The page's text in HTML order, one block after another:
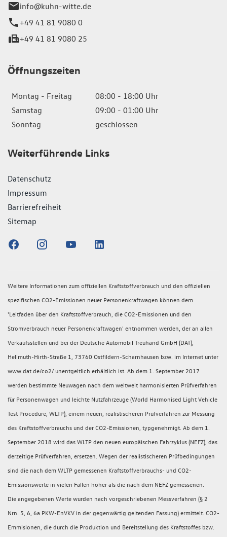
info@kuhn-witte.de
+49 41 81 9080 0
+49 41 81 9080 25
Öffnungszeiten
Montag - Freitag
08:00 - 18:00 Uhr
Samstag
09:00 - 01:00 Uhr
Sonntag
geschlossen
Weiterführende Links
Datenschutz
Impressum
Barrierefreiheit
Sitemap
Weitere Informationen zum offiziellen Kraftstoffverbrauch und den offiziellen
spezifischen CO2-Emissionen neuer Personenkraftwagen können dem
'Leitfaden über den Kraftstoffverbrauch, die CO2-Emissionen und den
Stromverbrauch neuer Personenkraftwagen' entnommen werden, der an allen
Verkaufsstellen und bei der Deutsche Automobil Treuhand GmbH (DAT),
Hellmuth-Hirth-Straße 1, 73760 Ostfildern-Scharnhausen bzw. im Internet unter
www.dat.de/co2/ unentgeltlich erhältlich ist. Ab dem 1. September 2017
werden bestimmte Neuwagen nach dem weltweit harmonisierten Prüfverfahren
für Personenwagen und leichte Nutzfahrzeuge (World Harmonised Light Vehicle
Test Procedure, WLTP), einem neuen, realistischeren Prüfverfahren zur Messung
des Kraftstoffverbrauchs und der CO2-Emissionen, typgenehmigt. Ab dem 1.
September 2018 wird das WLTP den neuen europäischen Fahrzyklus (NEFZ), das
derzeitige Prüfverfahren, ersetzen. Wegen der realistischeren Prüfbedingungen
sind die nach dem WLTP gemessenen Kraftstoffverbrauchs- und CO2-
Emissionswerte in vielen Fällen höher als die nach dem NEFZ gemessenen.
Die angegebenen Werte wurden nach vorgeschriebenen Messverfahren (§ 2
Nrn. 5, 6, 6a PKW-EnVKV in der gegenwärtig geltenden Fassung) ermittelt. CO2-
Emmisionen, die durch die Produktion und Bereitstellung des Kraftstoffes bzw.